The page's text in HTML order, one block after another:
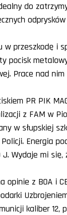
do
w przeszkodę i
pocisk
Prace nad
PR PIK
z FAM w
w słupskiej
Policji. Energia
Wydaje mi się,
opinie z BOA i
kaliber 12,